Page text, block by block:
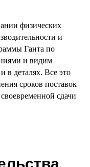
физических
и
Ганта по
и видим
в деталях. Все это
сроков поставок
сдачи